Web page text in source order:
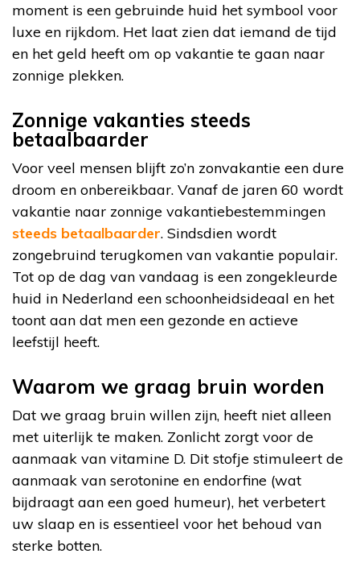
moment is een gebruinde huid het symbool voor
luxe en rijkdom. Het laat zien dat iemand de tijd
en het geld heeft om op vakantie te gaan naar
zonnige plekken.
Zonnige vakanties steeds
betaalbaarder
Voor veel mensen blijft zo’n zonvakantie een dure
droom en onbereikbaar. Vanaf de jaren 60 wordt
vakantie naar zonnige vakantiebestemmingen
steeds betaalbaarder. Sindsdien wordt
zongebruind terugkomen van vakantie populair.
Tot op de dag van vandaag is een zongekleurde
huid in Nederland een schoonheidsideaal en het
toont aan dat men een gezonde en actieve
leefstijl heeft.
Waarom we graag bruin worden
Dat we graag bruin willen zijn, heeft niet alleen
met uiterlijk te maken. Zonlicht zorgt voor de
aanmaak van vitamine D. Dit stofje stimuleert de
aanmaak van serotonine en endorfine (wat
bijdraagt aan een goed humeur), het verbetert
uw slaap en is essentieel voor het behoud van
sterke botten.